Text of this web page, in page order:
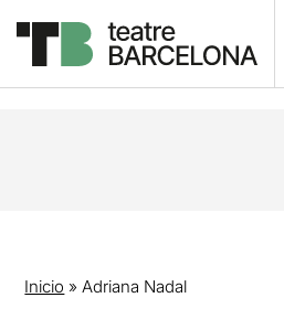
Inicio »Adriana Nadal